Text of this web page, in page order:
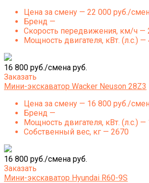
Цена за смену — 22 000 руб./
Бренд —
Скорость передвижения, км/ч —
Мощность двигателя, кВт. (л.с.) —
16 800 руб./смена руб.
Заказать
Мини-экскаватор Wacker Neuson 28Z3
Цена за смену — 16 800 руб./
Бренд —
Мощность двигателя, кВт. (л.с.) —
Собственный вес, кг — 2670
16 800 руб./смена руб.
Заказать
Мини-экскаватор Hyundai R60-9S